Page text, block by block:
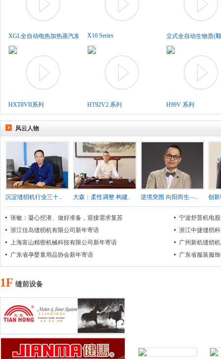
XGL全自动电热加热蒸汽发生..X10 Series 立式全自动生物质(
HXT8VII系列 HT92V2 系列 H99V 系列
风云人物
沉淀缝纫机行业三十.. 大森：柔性调整 构建.. 逆境突围 向阳而生—.. 创
张敏：凝心挖潜、做好准备，迎接需求复苏
宁波舒普机电
浙江佳岛缝纫机有限公司新年寄语
浙江中捷缝纫
上海富山精密机械科技有限公司新年寄语
广州新机缝纫
广东省孕婴童用品协会新年寄语
广东省服装服
1F 缝前设备